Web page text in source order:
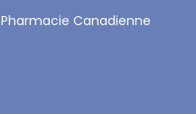
Pharmacie Canadienne